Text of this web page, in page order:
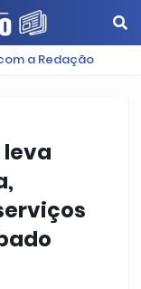
a Redação
leva